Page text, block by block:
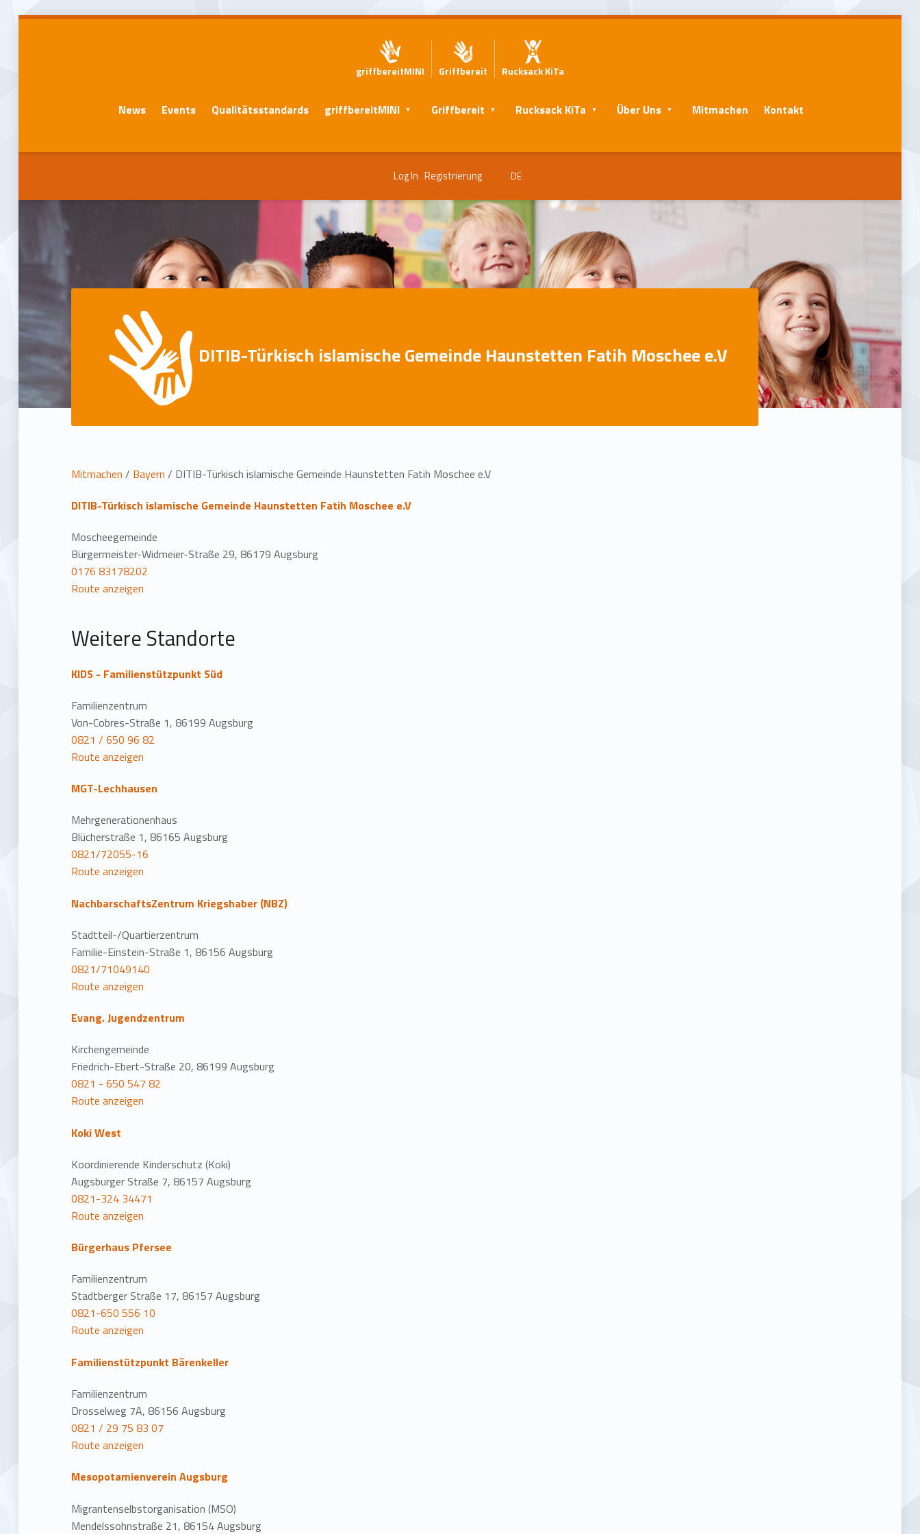
griffbereitMINI Griffbereit Rucksack KiTa
News Events Qualitätsstandards griffbereitMINI Griffbereit Rucksack KiTa Über Uns Mitmachen Kontakt
Log In Registrierung DE
DITIB-Türkisch islamische Gemeinde Haunstetten Fatih Moschee e.V
L
o
c
a
i
o
n
Mitmachen / Bayern / DITIB-Türkisch islamische Gemeinde Haunstetten Fatih Moschee e.V
DITIB-Türkisch islamische Gemeinde Haunstetten Fatih Moschee e.V
Moscheegemeinde
Bürgermeister-Widmeier-Straße 29, 86179 Augsburg
0176 83178202
Route anzeigen
Weitere Standorte
KIDS - Familienstützpunkt Süd
Familienzentrum
Von-Cobres-Straße 1, 86199 Augsburg
0821 / 650 96 82
Route anzeigen
MGT-Lechhausen
Mehrgenerationenhaus
Blücherstraße 1, 86165 Augsburg
0821/72055-16
Route anzeigen
NachbarschaftsZentrum Kriegshaber (NBZ)
Stadtteil-/Quartierzentrum
Familie-Einstein-Straße 1, 86156 Augsburg
0821/71049140
Route anzeigen
Evang. Jugendzentrum
Kirchengemeinde
Friedrich-Ebert-Straße 20, 86199 Augsburg
0821 - 650 547 82
Route anzeigen
Koki West
Koordinierende Kinderschutz (Koki)
Augsburger Straße 7, 86157 Augsburg
0821-324 34471
Route anzeigen
Bürgerhaus Pfersee
Familienzentrum
Stadtberger Straße 17, 86157 Augsburg
0821-650 556 10
Route anzeigen
Familienstützpunkt Bärenkeller
Familienzentrum
Drosselweg 7A, 86156 Augsburg
0821 / 29 75 83 07
Route anzeigen
Mesopotamienverein Augsburg
Migrantenselbstorganisation (MSO)
Mendelssohnstraße 21, 86154 Augsburg